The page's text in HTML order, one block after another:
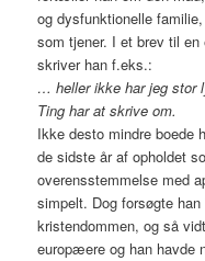
og dysfunktionelle
som tjener. I et brev til
skriver han f.eks.:
… heller ikke har jeg stor
Ting har at skrive om.
Ikke desto mindre boede
de sidste år af opholdet
overensstemmelse med
simpelt. Dog forsøgte
kristendommen, og så
europæere og han havde